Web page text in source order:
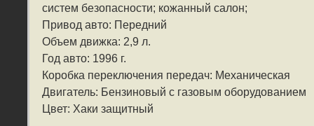
систем безопасности; кожанный салон;
Привод авто: Передний
Объем движка: 2,9 л.
Год авто: 1996 г.
Коробка переключения передач: Механическая
Двигатель: Бензиновый с газовым оборудованием
Цвет: Хаки защитный